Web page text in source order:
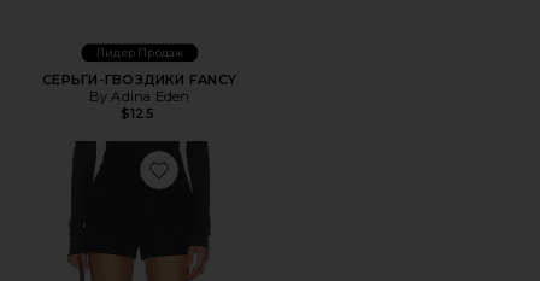
Лидер Продаж
СЕРЬГИ-ГВОЗДИКИ FANCY
By Adina Eden
$125
Favorite ШОРТЫ CADY